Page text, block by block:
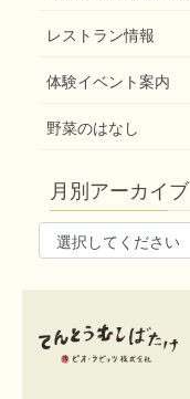
レストラン情報
体験イベント案内
野菜のはなし
月別アーカイブ